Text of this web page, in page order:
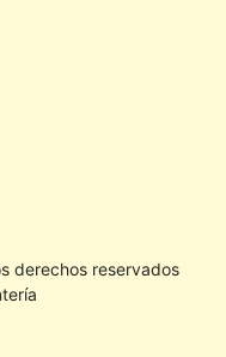
derechos reservados